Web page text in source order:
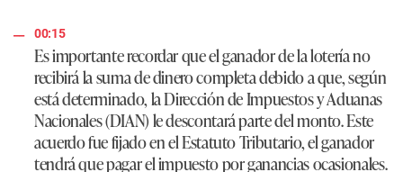
00:15
Es importante recordar que el ganador de la lotería no
recibirá la suma de dinero completa debido a que, según
está determinado, la Dirección de Impuestos y Aduanas
Nacionales (DIAN) le descontará parte del monto. Este
acuerdo fue fijado en el Estatuto Tributario, el ganador
tendrá que pagar el impuesto por ganancias ocasionales.